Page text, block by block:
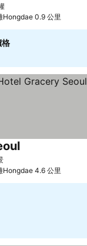
查看價格
Hongdae 0.9 公里
格
查看價格
查看價格
Hongdae 4.6 公里